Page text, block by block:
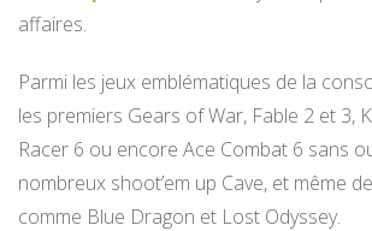
affaires.
Parmi les jeux emblématiques de la
les premiers Gears of War, Fable 2 et 3,
Racer 6 ou encore Ace Combat 6 sans
nombreux shoot’em up Cave, et même
comme Blue Dragon et Lost Odyssey.